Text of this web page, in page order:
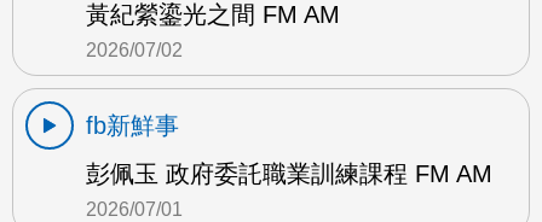
黃紀縈鎏光之間 FM AM
2026/07/02
fb新鮮事
彭佩玉 政府委託職業訓練課程 FM AM
2026/07/01